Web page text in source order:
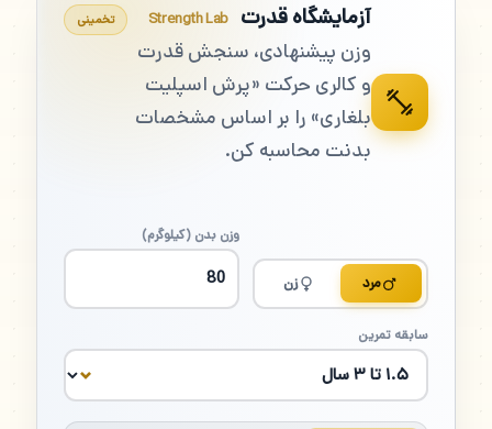
آزمایشگاه قدرت Strength Lab
وزن پیشنهادی، سنجش قدرت
و کالری حرکت «پرش اسپلیت
بلغاری» را بر اساس مشخصات
بدنت محاسبه کن.
تخمینی
مرد زن
وزن بدن (کیلوگرم)
سابقه تمرین